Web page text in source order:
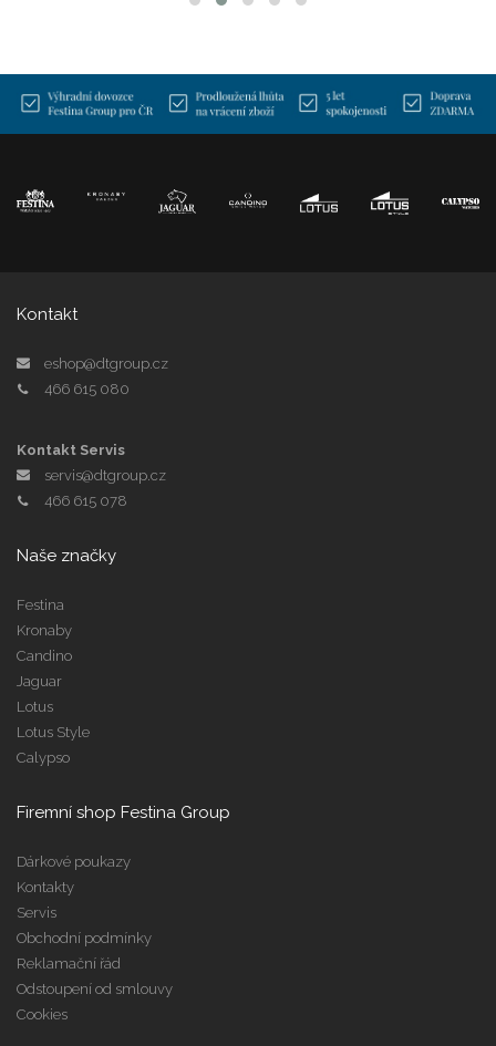
Kontakt
eshop@dtgroup.cz
466 615 080
Kontakt Servis
servis@dtgroup.cz
466 615 078
Naše značky
Festina
Kronaby
Candino
Jaguar
Lotus
Lotus Style
Calypso
Firemní shop Festina Group
Dárkové poukazy
Kontakty
Servis
Obchodní podmínky
Reklamační řád
Odstoupení od smlouvy
Cookies